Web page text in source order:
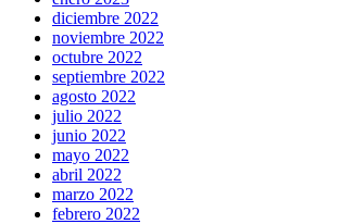
diciembre 2022
noviembre 2022
octubre 2022
septiembre 2022
agosto 2022
julio 2022
junio 2022
mayo 2022
abril 2022
marzo 2022
febrero 2022